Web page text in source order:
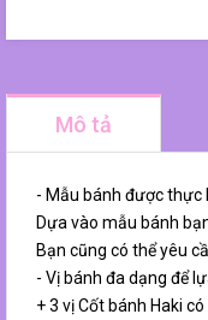
Mô tả
- Mẫu bánh được thực
Dựa vào mẫu bánh
Bạn cũng có thể yêu
- Vị bánh đa dạng để
+ 3 vị Cốt bánh Haki